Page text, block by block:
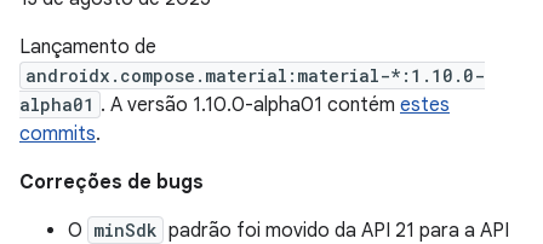
Lançamento de
androidx.compose.material:material-*:1.10.0-
alpha01 . A versão 1.10.0-alpha01 contém estes
commits.
Correções de bugs
O minSdk padrão foi movido da API 21 para a API